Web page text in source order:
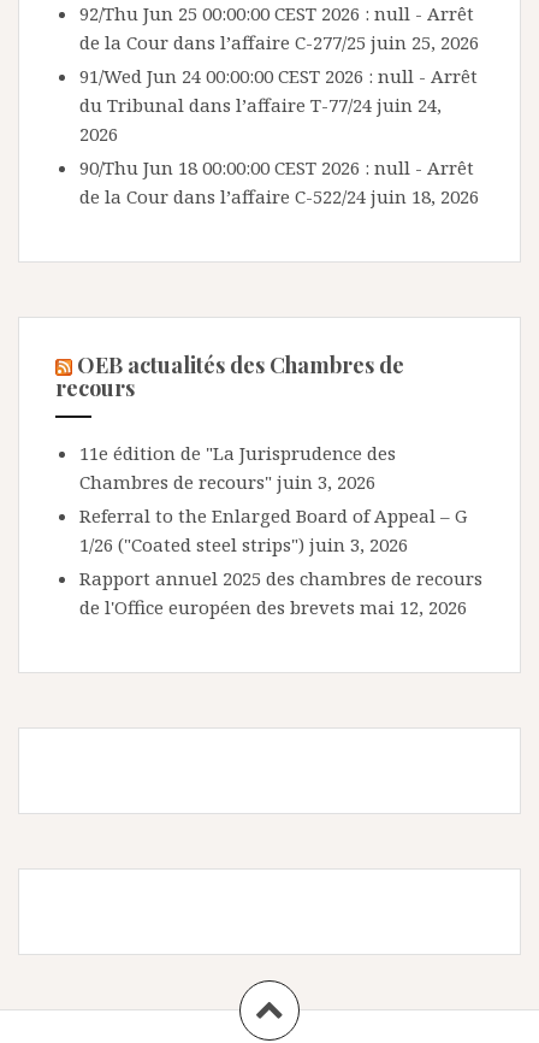
92/Thu Jun 25 00:00:00 CEST 2026 : null - Arrêt
de la Cour dans l’affaire C-277/25 juin 25, 2026
91/Wed Jun 24 00:00:00 CEST 2026 : null - Arrêt
du Tribunal dans l’affaire T-77/24 juin 24,
2026
90/Thu Jun 18 00:00:00 CEST 2026 : null - Arrêt
de la Cour dans l’affaire C-522/24 juin 18, 2026
OEB actualités des Chambres de
recours
11e édition de "La Jurisprudence des
Chambres de recours" juin 3, 2026
Referral to the Enlarged Board of Appeal – G
1/26 ("Coated steel strips") juin 3, 2026
Rapport annuel 2025 des chambres de recours
de l'Office européen des brevets mai 12, 2026